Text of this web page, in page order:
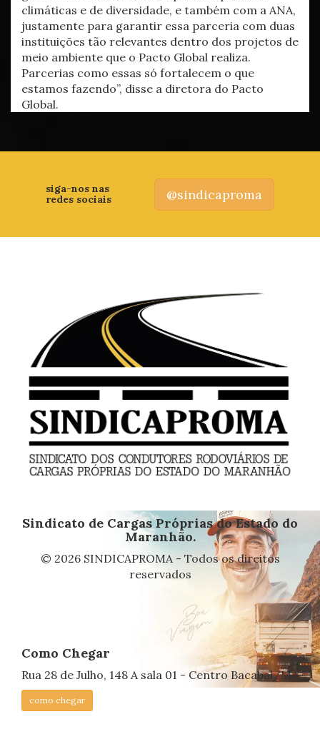
climáticas e de diversidade, e também com a ANA,
justamente para garantir essa parceria com duas
instituições tão relevantes dentro dos projetos de
meio ambiente que o Pacto Global realiza.
Parcerias como essas só fortalecem o que
estamos fazendo”, disse a diretora do Pacto
Global.
siga-nos nas
redes sociais
@sindicaproma
Sindicato de Cargas Próprias do Estado do
Maranhão.
© 2026 SINDICAPROMA - Todos os direitos
reservados
Como Chegar
Rua 28 de Julho, 148 A sala 01 - Centro Bacabal/MA
como chegar